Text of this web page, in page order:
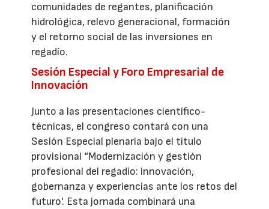
comunidades de regantes, planificación
hidrológica, relevo generacional, formación
y el retorno social de las inversiones en
regadío.
Sesión Especial y Foro Empresarial de
Innovación
Junto a las presentaciones científico-
técnicas, el congreso contará con una
Sesión Especial plenaria bajo el título
provisional “Modernización y gestión
profesional del regadío: innovación,
gobernanza y experiencias ante los retos del
futuro'. Esta jornada combinará una